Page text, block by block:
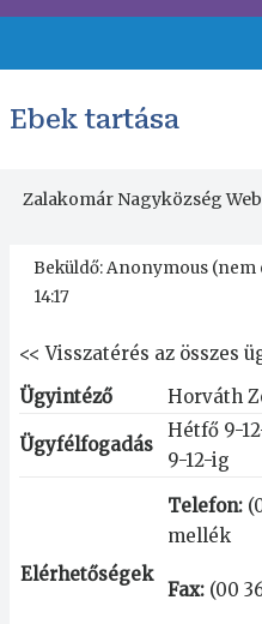
Ugrás
Fejléc
Ebek tartása
Morzsa
Zalakomár Nagyközség
Beküldő:Anonymous (nem
14:17
<<Visszatérés az összes
Ügyintéző
Horváth
Ügyfélfogadás
Hétfő 9-
9-12-ig
Elérhetőségek
Telefon:
mellék
Fax: (00